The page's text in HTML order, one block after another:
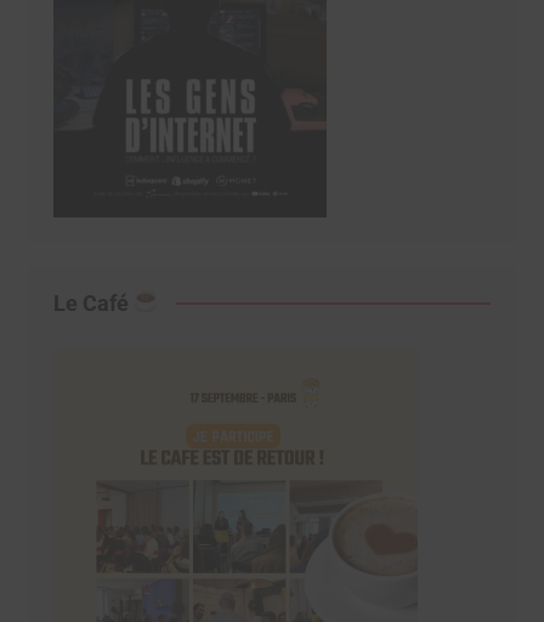
Le Café